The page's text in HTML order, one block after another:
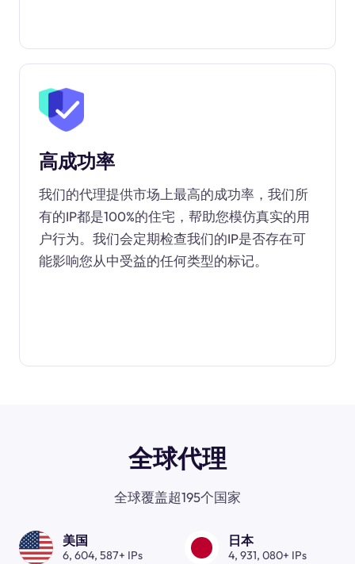
高成功率
我们的代理提供市场上最高的成功率，我们所
有的IP都是100%的住宅，帮助您模仿真实的用
户行为。我们会定期检查我们的IP是否存在可
能影响您从中受益的任何类型的标记。
全球代理
全球覆盖超195个国家
美国
6, 604, 587+ IPs
日本
4, 931, 080+ IPs